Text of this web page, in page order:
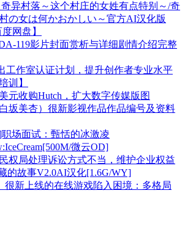
奇异村落～这个村庄的女姓有点特别～/奇
の女は何かおかしい～官方AI汉化版
网盘】
119影片封面赏析与详细剧情介绍完整
工作室认证计划，提升创作者专业水平
训】
元收购Hutch，扩大数字传媒版图
坂美杏）很新影视作品作品编号及资料
职场面试：甄恬的冰激凌
微云OD]
权局处理诉讼方式不当，维护企业权益
的故事V2.0AI汉化[1.6G/WY]
很新上线的在线游戏陷入困境：多格局